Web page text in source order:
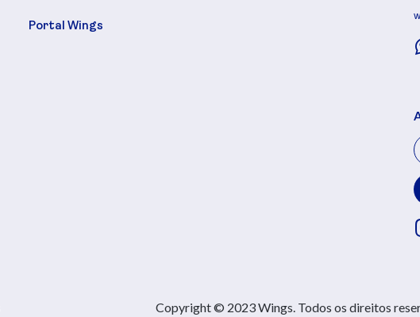
Portal Wings
Copyright © 2023 Wings. Todos os direitos